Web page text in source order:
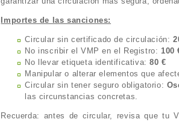
Importes de las sanciones:
Circular sin certificado de circulación:
No inscribir el VMP en el Registro:100
No llevar etiqueta identificativa:80 €
Manipular o alterar elementos que
Circular sin tener seguro obligatorio:
las circunstancias concretas.
Recuerda: antes de circular, revisa que tu